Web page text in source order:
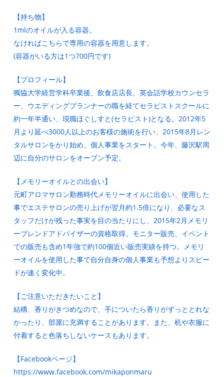
【持ち物】
1mlのオイルが入る容器。
なければこちらで専用の容器を用意します。
(容器がいる方は1つ700円です)
【プロフィール】
獨協大学経営学科卒業後、飲食店店長、英会話学校カウンセラ
ー、ウエディングプランナーの職を経てセラピストスクールに
約一年半通い、現職ほぐしすと(セラピスト)となる。2012年5
月より延べ3000人以上のお客様の施術を行い、2015年8月レン
タルサロンをかり始め、個人事業をスタート。今年、藤沢駅周
辺に自分のサロンをオープン予定。
【メモリーオイルとの出会い】
元町アロマサロン勤務時代メモリーオイルに出会い、使用した
事でエステサロンの売り上げが翌月約1.5倍になり、必要なス
タッフだけが残った事実を目の当たりにし、2015年2月メモリ
ーブレンドアドバイザーの資格取得。モニター販売、イベント
での販売も含め1年強で約100個近い販売実績を持つ。メモリ
ーオイルを使用した事で自分自身の個人事業も予想よりスピー
ドが速く変化中。
【ご注意いただきたいこと】
結構、香りがきつめなので、手についたら香りがずっととれな
かったり、部屋に充満することがあります。また、机や衣服に
付着すると色落ちしないケースもあります。
【Facebookページ】
https://www.facebook.com/mikaponmaru